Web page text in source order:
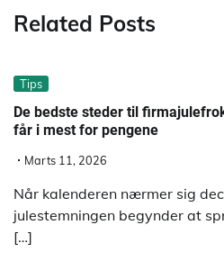
Related Posts
Tips
De bedste steder til
får i mest for pengene
Marts 11, 2026
Når kalenderen nærmer sig
julestemningen begynder at
[…]